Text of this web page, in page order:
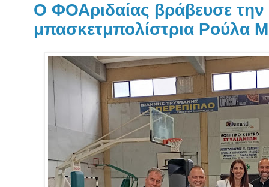
Ο ΦΟΑριδαίας βράβευσε
μπασκετμπολίστρια Ρούλα